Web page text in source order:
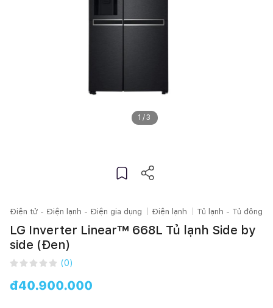
1 /3
Điện tử - Điện lạnh - Điện gia dụng Điện lạnh Tủ lạnh - Tủ đông
LG Inverter Linear™ 668L Tủ lạnh Side by
side (Đen)
(0)
đ40.900.000